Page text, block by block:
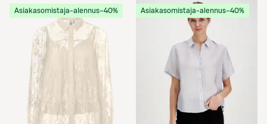
Asiakasomistaja-alennus−40% Asiakasomistaja-alennus−40%